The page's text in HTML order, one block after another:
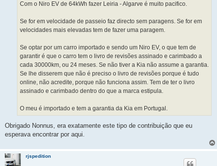
Com o Niro EV de 64kWh fazer Leiria - Algarve é muito pacifico.
Se for em velocidade de passeio faz directo sem paragens. Se for em
velocidades mais elevadas tem de fazer uma paragem.
Se optar por um carro importado e sendo um Niro EV, o que tem de
garantir é que o carro tem o livro de revisões assinado e carimbado a
cada 30000km, ou 24 meses. Se não tiver a Kia não assume a garantia.
Se lhe disserem que não é preciso o livro de revisões porque é tudo
online, não acredite, porque não funciona assim. Tem de ter o livro
assinado e carimbado dentro do que a marca estipula.
O meu é importado e tem a garantia da Kia em Portugal.
Obrigado Nonnus, era exatamente este tipo de contribuição que eu
esperava encontrar por aqui.
rjspedition